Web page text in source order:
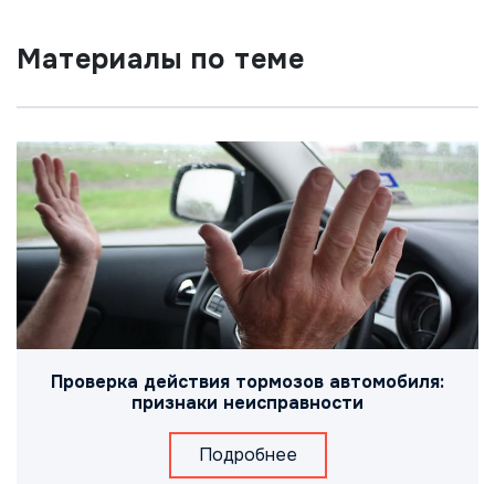
Материалы по теме
Проверка действия тормозов автомобиля:
признаки неисправности
Подробнее